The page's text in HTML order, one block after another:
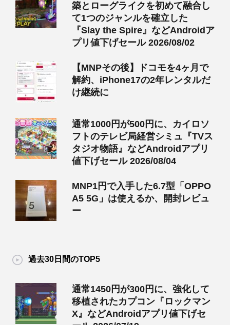
築とローグライクを初めて融合し
て1つのジャンルを確立した
『Slay the Spire』などAndroidア
プリ値下げセール 2026/08/02
【MNPその後】ドコモを4ヶ月で
解約、iPhone17の2年レンタルだ
け継続に
通常1000円が500円に、カイロソ
フトのテレビ局経営シミュ『TVス
タジオ物語』などAndroidアプリ
値下げセール 2026/08/04
MNP1円で入手した6.7型「OPPO
A5 5G」は使えるか、開封レビュ
ー
過去30日間のTOP5
通常1450円が300円に、強化して
移植されたカプコン『ロックマン
X』などAndroidアプリ値下げセ